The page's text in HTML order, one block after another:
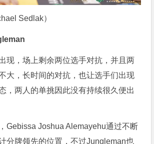
Sedlak）
现，场上剩余两位选手对抗，并且两
大，长时间的对抗，也让选手们出现
，两人的单挑因此没有持续很久便出
Gebissa Joshua Alemayehu通过不断
分牌领先的位置，不过Jungleman也